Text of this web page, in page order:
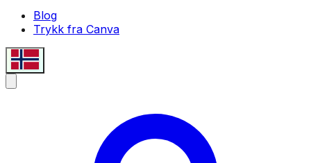
Blog
Trykk fra Canva